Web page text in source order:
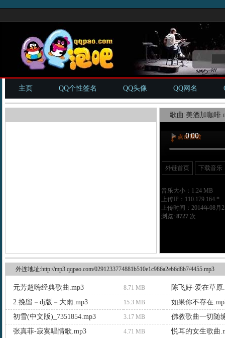
主页 QQ个性签名 QQ头像 QQ网名
歌曲:美酒加咖啡
外链首页 下载音乐
音乐大小：1.24 MB
上传IP：110.179.164.*
上传时间：2014年08月
浏览: 8727次
外连地址:http://mp3.qqpao.com/0291233774881b510e1c986a2eb6d8b7/4455.mp3
元芳超嗨经典歌曲.mp3 8.71 MB
陈飞好-爱在草原
2.挽留－dj版－大雨.mp3
15.3 MB
如果你不存在
初雪(中文版)_7351854.mp3
3.17 MB
佛教歌曲一切随
张真菲-寂寞唱情歌.mp3
4.71 MB
悦耳的女生歌曲